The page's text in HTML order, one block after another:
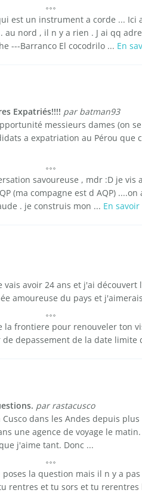
est un instrument a corde ... Ici
au nord , il n y a rien . J ai qq
---Barranco El cocodrilo ... En
Expatriés!!!! par batman93
messieurs dames (on
a expatriation au Pérou que
savoureuse , mdr :D je vis
(ma compagne est d AQP)
. je construis mon ... En
vais avoir 24 ans et j'ai découvert
amoureuse du pays et
frontiere pour renouveler ton
depassement de la date limite
par rastacusco
dans les Andes depuis
une agence de voyage le
j'aime tant. Donc ...
la question mais il n y a
rentres et tu sors et tu rerentres